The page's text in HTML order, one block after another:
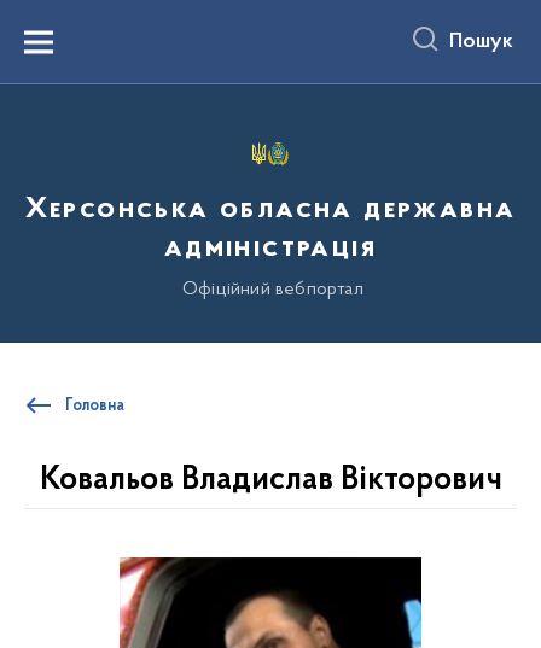
вмістуMenu Пошук
Херсонська обласна державна
адміністрація
Офіційний вебпортал
Головна
Ковальов Владислав Вікторович